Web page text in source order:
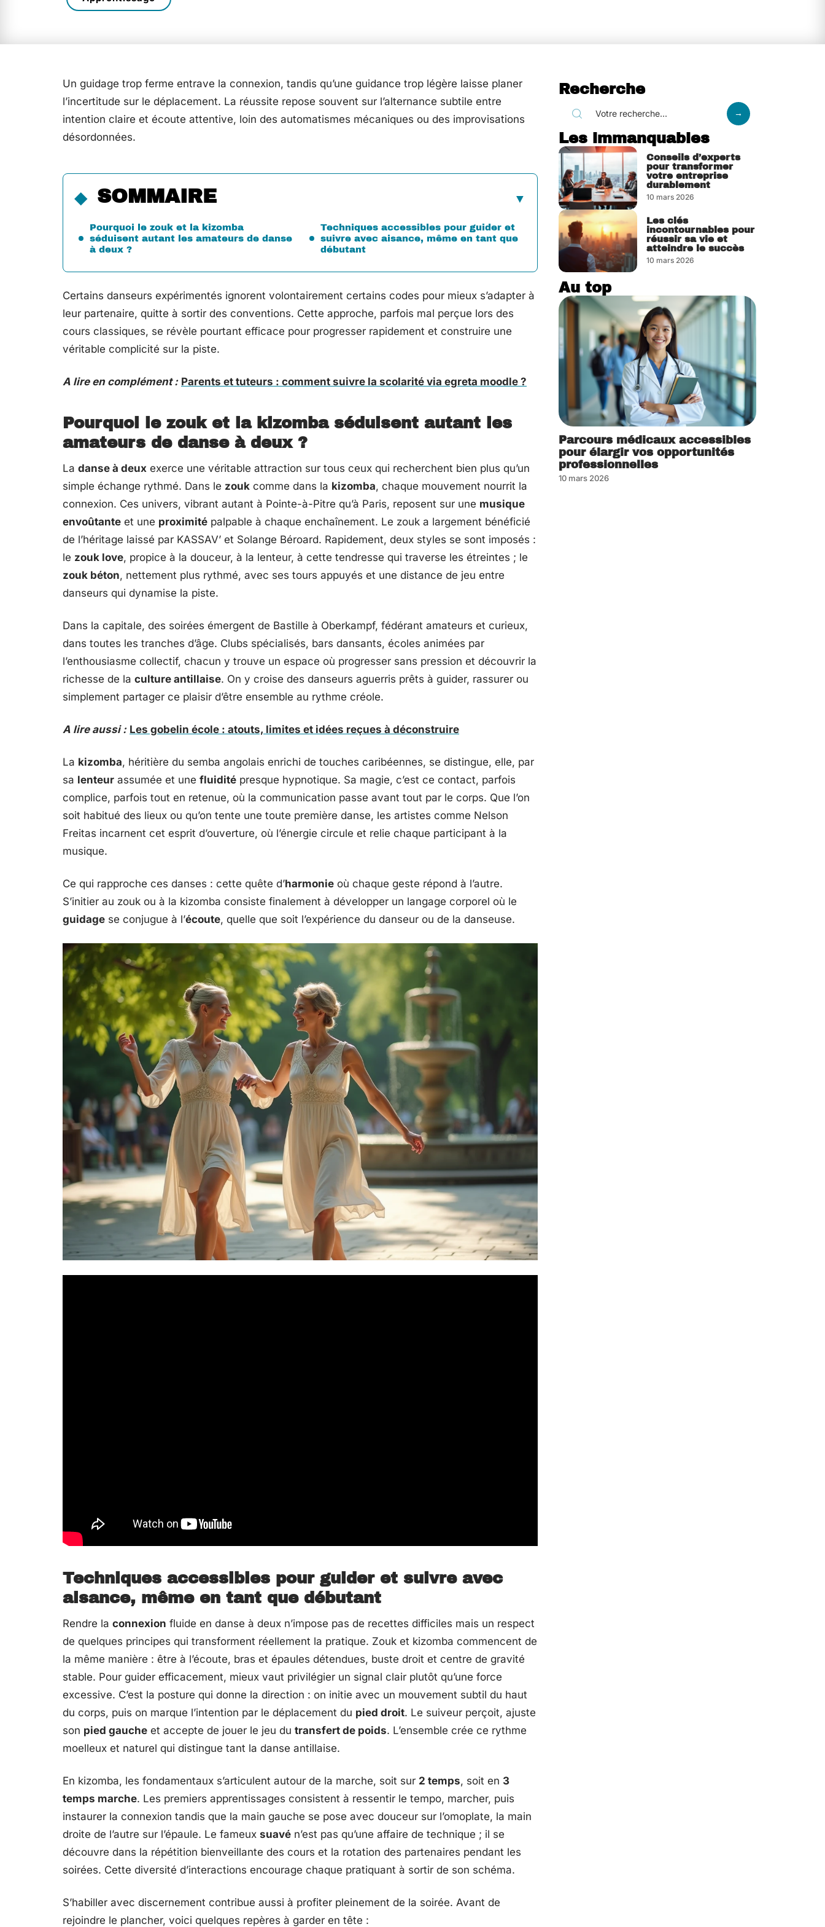
Un guidage trop ferme entrave la connexion, tandis qu’une guidance trop légère laisse planer
l’incertitude sur le déplacement. La réussite repose souvent sur l’alternance subtile entre
intention claire et écoute attentive, loin des automatismes mécaniques ou des improvisations
désordonnées.
SOMMAIRE
Pourquoi le zouk et la kizomba
séduisent autant les amateurs de danse
à deux ?
Techniques accessibles pour guider et
suivre avec aisance, même en tant que
débutant
Certains danseurs expérimentés ignorent volontairement certains codes pour mieux s’adapter à
leur partenaire, quitte à sortir des conventions. Cette approche, parfois mal perçue lors des
cours classiques, se révèle pourtant efficace pour progresser rapidement et construire une
véritable complicité sur la piste.
A lire en complément : Parents et tuteurs : comment suivre la scolarité via egreta moodle ?
Pourquoi le zouk et la kizomba séduisent autant les
amateurs de danse à deux ?
La danse à deux exerce une véritable attraction sur tous ceux qui recherchent bien plus qu’un
simple échange rythmé. Dans le zouk comme dans la kizomba, chaque mouvement nourrit la
connexion. Ces univers, vibrant autant à Pointe-à-Pitre qu’à Paris, reposent sur une musique
envoûtante et une proximité palpable à chaque enchaînement. Le zouk a largement bénéficié
de l’héritage laissé par KASSAV’ et Solange Béroard. Rapidement, deux styles se sont imposés :
le zouk love, propice à la douceur, à la lenteur, à cette tendresse qui traverse les étreintes ; le
zouk béton, nettement plus rythmé, avec ses tours appuyés et une distance de jeu entre
danseurs qui dynamise la piste.
Dans la capitale, des soirées émergent de Bastille à Oberkampf, fédérant amateurs et curieux,
dans toutes les tranches d’âge. Clubs spécialisés, bars dansants, écoles animées par
l’enthousiasme collectif, chacun y trouve un espace où progresser sans pression et découvrir la
richesse de la culture antillaise. On y croise des danseurs aguerris prêts à guider, rassurer ou
simplement partager ce plaisir d’être ensemble au rythme créole.
A lire aussi : Les gobelin école : atouts, limites et idées reçues à déconstruire
La kizomba, héritière du semba angolais enrichi de touches caribéennes, se distingue, elle, par
sa lenteur assumée et une fluidité presque hypnotique. Sa magie, c’est ce contact, parfois
complice, parfois tout en retenue, où la communication passe avant tout par le corps. Que l’on
soit habitué des lieux ou qu’on tente une toute première danse, les artistes comme Nelson
Freitas incarnent cet esprit d’ouverture, où l’énergie circule et relie chaque participant à la
musique.
Ce qui rapproche ces danses : cette quête d’harmonie où chaque geste répond à l’autre.
S’initier au zouk ou à la kizomba consiste finalement à développer un langage corporel où le
guidage se conjugue à l’écoute, quelle que soit l’expérience du danseur ou de la danseuse.
Techniques accessibles pour guider et suivre avec
aisance, même en tant que débutant
Rendre la connexion fluide en danse à deux n’impose pas de recettes difficiles mais un respect
de quelques principes qui transforment réellement la pratique. Zouk et kizomba commencent de
la même manière : être à l’écoute, bras et épaules détendues, buste droit et centre de gravité
stable. Pour guider efficacement, mieux vaut privilégier un signal clair plutôt qu’une force
excessive. C’est la posture qui donne la direction : on initie avec un mouvement subtil du haut
du corps, puis on marque l’intention par le déplacement du pied droit. Le suiveur perçoit, ajuste
son pied gauche et accepte de jouer le jeu du transfert de poids. L’ensemble crée ce rythme
moelleux et naturel qui distingue tant la danse antillaise.
En kizomba, les fondamentaux s’articulent autour de la marche, soit sur 2 temps, soit en 3
temps marche. Les premiers apprentissages consistent à ressentir le tempo, marcher, puis
instaurer la connexion tandis que la main gauche se pose avec douceur sur l’omoplate, la main
droite de l’autre sur l’épaule. Le fameux suavé n’est pas qu’une affaire de technique ; il se
découvre dans la répétition bienveillante des cours et la rotation des partenaires pendant les
soirées. Cette diversité d’interactions encourage chaque pratiquant à sortir de son schéma.
S’habiller avec discernement contribue aussi à profiter pleinement de la soirée. Avant de
rejoindre le plancher, voici quelques repères à garder en tête :
Recherche
Les immanquables
Conseils d’experts
pour transformer
votre entreprise
durablement
10 mars 2026
Les clés
incontournables pour
réussir sa vie et
atteindre le succès
10 mars 2026
Au top
Parcours médicaux accessibles
pour élargir vos opportunités
professionnelles
10 mars 2026